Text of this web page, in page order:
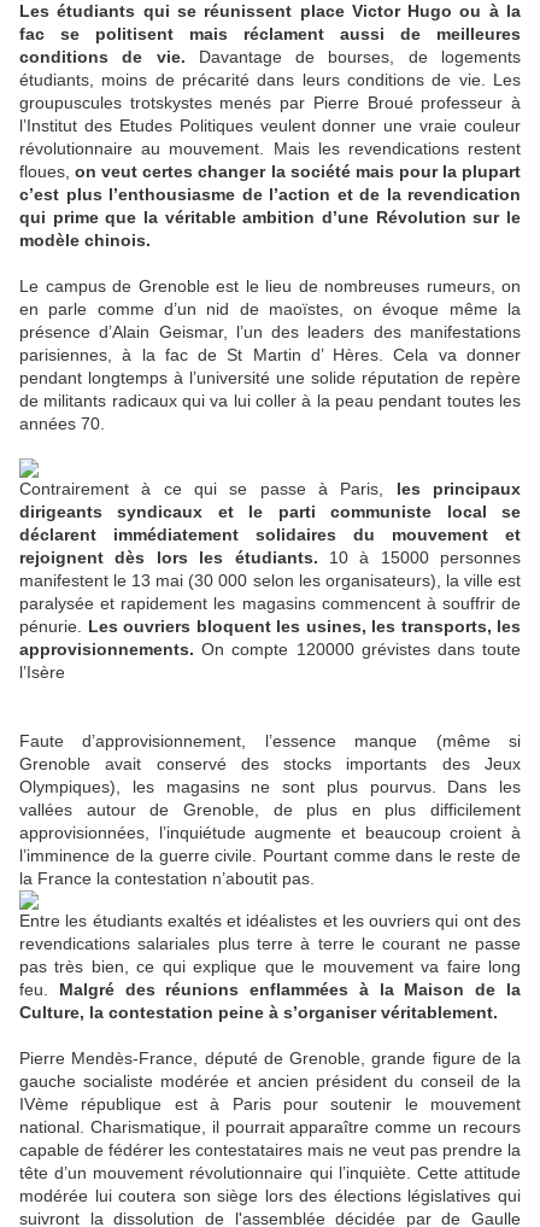
Les étudiants qui se réunissent place Victor Hugo ou à la
fac se politisent mais réclament aussi de meilleures
conditions de vie. Davantage de bourses, de logements
étudiants, moins de précarité dans leurs conditions de vie. Les
groupuscules trotskystes menés par Pierre Broué professeur à
l’Institut des Etudes Politiques veulent donner une vraie couleur
révolutionnaire au mouvement. Mais les revendications restent
floues,on veut certes changer la société mais pour la plupart
c’est plus l’enthousiasme de l’action et de la revendication
qui prime que la véritable ambition d’une Révolution sur le
modèle chinois.
Le campus de Grenoble est le lieu de nombreuses rumeurs, on
en parle comme d’un nid de maoïstes, on évoque même la
présence d’Alain Geismar, l’un des leaders des manifestations
parisiennes, à la fac de St Martin d’ Hères. Cela va donner
pendant longtemps à l’université une solide réputation de repère
de militants radicaux qui va lui coller à la peau pendant toutes les
années 70.
Contrairement à ce qui se passe à Paris, les principaux
dirigeants syndicaux et le parti communiste local se
déclarent immédiatement solidaires du mouvement et
rejoignent dès lors les étudiants. 10 à 15000 personnes
manifestent le 13 mai (30 000 selon les organisateurs), la ville est
paralysée et rapidement les magasins commencent à souffrir de
pénurie. Les ouvriers bloquent les usines, les transports, les
approvisionnements. On compte 120000 grévistes dans toute
l’Isère
Faute d’approvisionnement, l’essence manque (même si
Grenoble avait conservé des stocks importants des Jeux
Olympiques), les magasins ne sont plus pourvus. Dans les
vallées autour de Grenoble, de plus en plus difficilement
approvisionnées, l’inquiétude augmente et beaucoup croient à
l’imminence de la guerre civile. Pourtant comme dans le reste de
la France la contestation n’aboutit pas.
Entre les étudiants exaltés et idéalistes et les ouvriers qui ont des
revendications salariales plus terre à terre le courant ne passe
pas très bien, ce qui explique que le mouvement va faire long
feu. Malgré des réunions enflammées à la Maison de la
Culture, la contestation peine à s’organiser véritablement.
Pierre Mendès-France, député de Grenoble, grande figure de la
gauche socialiste modérée et ancien président du conseil de la
IVème république est à Paris pour soutenir le mouvement
national. Charismatique, il pourrait apparaître comme un recours
capable de fédérer les contestataires mais ne veut pas prendre la
tête d’un mouvement révolutionnaire qui l’inquiète. Cette attitude
modérée lui coutera son siège lors des élections législatives qui
suivront la dissolution de l'assemblée décidée par de Gaulle